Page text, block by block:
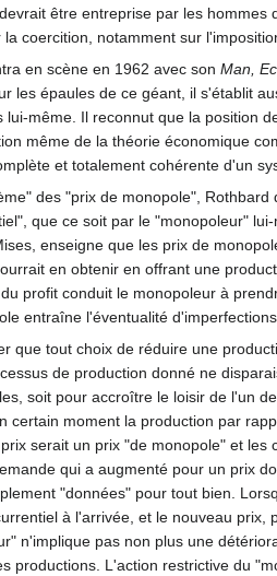
être entreprise par les
coercition, notamment sur
en scène en 1962 avec son Man,
les épaules de ce géant, il s'établit
lui-même. Il reconnut que la position
même de la théorie économique
et totalement cohérente d'un
des "prix de monopole",
que ce soit par le "monopoleur"
enseigne que les prix de
en obtenir en offrant une
profit conduit le monopoleur à
entraîne l'éventualité
que tout choix de réduire une
de production donné ne
soit pour accroître le loisir de l'un
certain moment la production par
serait un prix "de monopole" et
qui a augmenté pour un prix
"données" pour tout bien.
à l'arrivée, et le nouveau
n'implique pas non plus une
productions. L'action restrictive du